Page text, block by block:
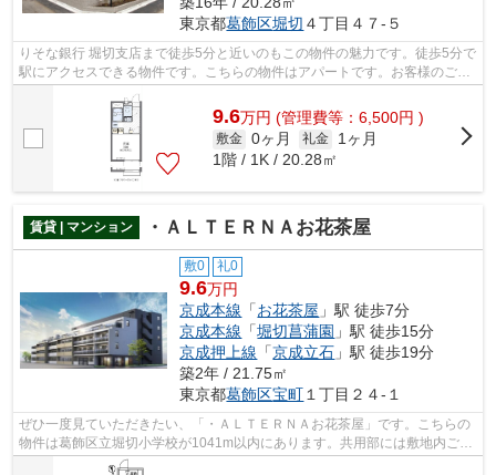
東京都葛飾区堀切 ４丁目４７-５
りそな銀行 堀切支店まで徒歩5分と近いのもこの物件の魅力です。徒歩5分で
駅にアクセスできる物件です。こちらの物件はアパートです。お客様のご希
望の物件の条件をお聞かせください。...
9.6万円 (管理費等：6,500円 )
敷金 0ヶ月 礼金
1ヶ月
1階 / 1K / 20.28㎡
賃貸 | マンション ・ＡＬＴＥＲＮＡお花茶屋
敷0 礼0
9.6万円
京成本線 「お花茶屋 」駅 徒歩7分
京成本線 「堀切菖蒲園 」駅 徒歩15分
京成押上線 「京成立石 」駅 徒歩19分
築2年 / 21.75㎡
東京都葛飾区宝町 １丁目２４-１
ぜひ一度見ていただきたい、「・ＡＬＴＥＲＮＡお花茶屋」です。こちらの
物件は葛飾区立堀切小学校が1041m以内にあります。共用部には敷地内ごみ
置き場・エレベータ2基など様々な設備...